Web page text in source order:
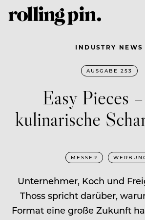
INDUSTRY NEWS
AUSGABE 253
Easy Pieces
kulinarische
MESSER
Unternehmer, Koch und
Thoss spricht darüber,
Format eine große Zukunft